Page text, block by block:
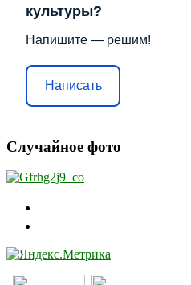
культуры?
Напишите — решим!
Написать
Случайное фото